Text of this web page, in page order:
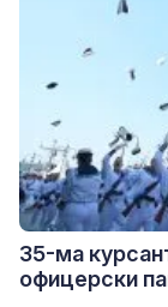
35-ма
офицерски